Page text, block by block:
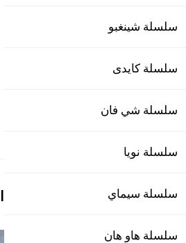
سلسلة شينغبو
سلسلة كايدى
سلسلة شي فان
سلسلة نويا
سلسلة سيماي
سلسلة هاو هان